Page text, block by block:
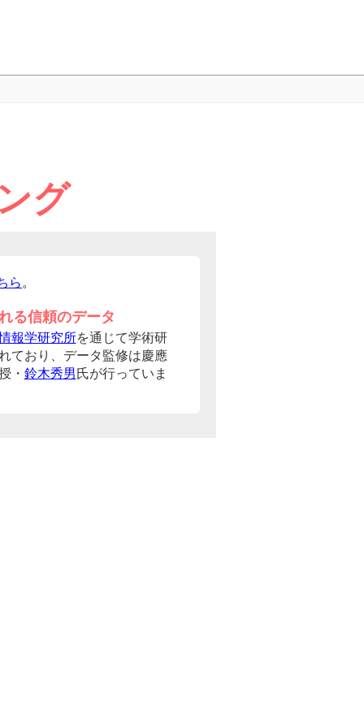
グ
ら 。
る信頼のデータ
報学研究所を通じて学術研
ており、データ監修は慶應
・ 鈴木秀男 氏が行っていま